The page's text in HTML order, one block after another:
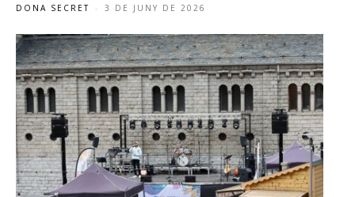
DONA SECRET - 3 DE JUNY DE 2026